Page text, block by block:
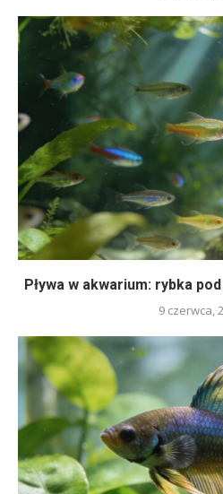
Pływa w akwarium: rybka
9 czerwca,